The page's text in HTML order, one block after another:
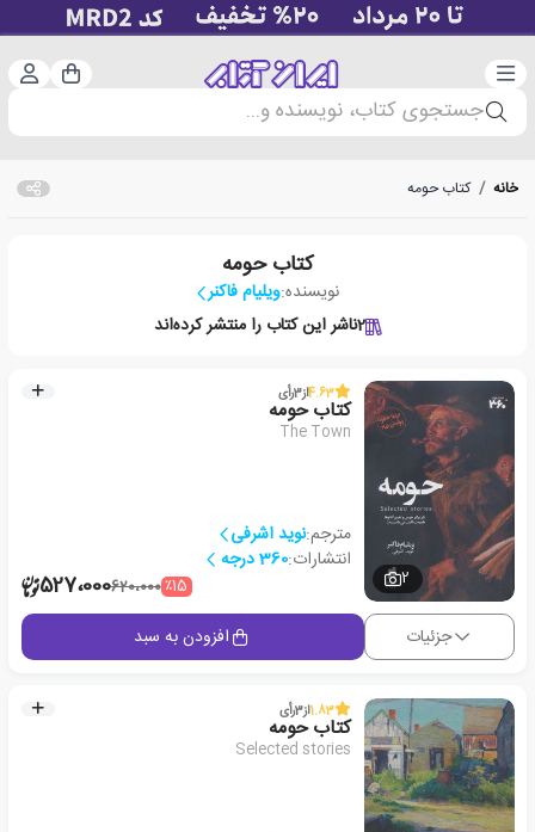
دسته‌بندی سبد
جستجوی کتاب، نویسنده و...
خانه / کتاب حومه
کتاب حومه
نویسنده:ویلیام فاکنر
2ناشر این کتاب را منتشر کرده‌اند
2
4.63از3رأی
کتاب حومه
The Town
مترجم:نوید اشرفی
انتشارات:360 درجه
٪15620،000527،000
جزئیات افزودن به سبد
1.83از3رأی
کتاب حومه
Selected stories